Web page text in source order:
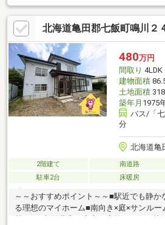
ン・・・8分■セイコーマート・・・10分
分■スーパー・・・17分 ▼▼ 打ち合わせ
ております ▼▼ ＜探し始めの方向け＞
(1h~)/サクッとコース(0.5h~) 詳しくは
ント情報」をご覧ください。
北海道亀田郡七飯町鳴川２
480万円
間取り 4LDK
建物面積
土地面積
築年月 1975
バス/「
分
北海道亀
2階建て 南道路
駐車2台
床暖房
～～おすすめポイント～～■駅近でも静か
る理想のマイホーム■南向き×庭×サンル
暮らし■収納豊富で安心、家族みんなが快